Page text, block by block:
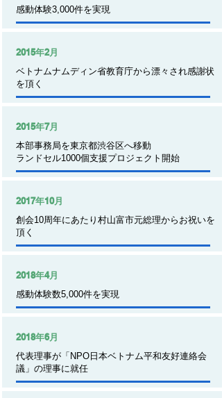
​感動体験3,000件を実現
2015年2月
​ベトナムナムディン省教育庁から漂々され感謝状
を頂く
2015年7月
本部事務局を東京都渋谷区へ移動
ランドセル1000個支援プロジェクト開始
2017年10月
創会10周年にあたり村山富市元総理からお祝いを
頂く
2018年4月
感動体験数5,000件を実現
2018年6月
​代表理事が「NPO日本ベトナム平和友好連絡会
議」の理事に就任